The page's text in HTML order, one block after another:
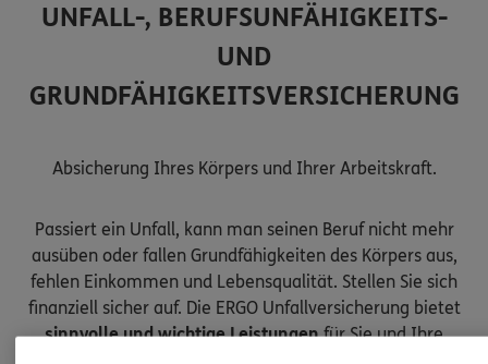
UNFALL-, BERUFSUNFÄHIGKEITS-
UND
GRUNDFÄHIGKEITSVERSICHERUNG
Absicherung Ihres Körpers und Ihrer Arbeitskraft.
Passiert ein Unfall, kann man seinen Beruf nicht mehr
ausüben oder fallen Grundfähigkeiten des Körpers aus,
fehlen Einkommen und Lebensqualität. Stellen Sie sich
finanziell sicher auf. Die ERGO Unfallversicherung bietet
sinnvolle und wichtige Leistungenfür Sie und Ihre